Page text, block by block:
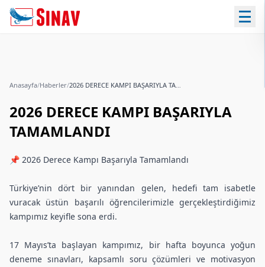
Anasayfa/Haberler/ 2026 DERECE KAMPI BAŞARIYLA TAMAMLANDI
2026 DERECE KAMPI BAŞARIYLA
TAMAMLANDI
📌 2026 Derece Kampı Başarıyla Tamamlandı
Türkiye’nin dört bir yanından gelen, hedefi tam isabetle
vuracak üstün başarılı öğrencilerimizle gerçekleştirdiğimiz
kampımız keyifle sona erdi.
17 Mayıs’ta başlayan kampımız, bir hafta boyunca yoğun
deneme sınavları, kapsamlı soru çözümleri ve motivasyon